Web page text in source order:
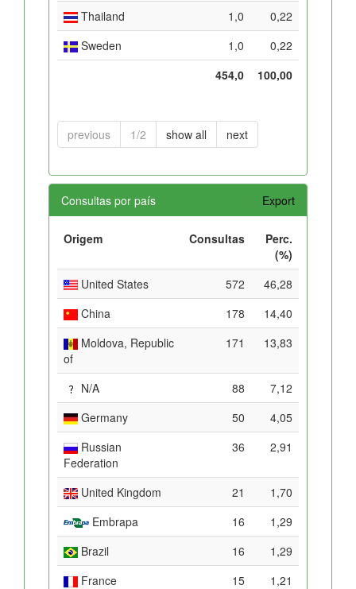
Thailand
1,0
0,22
Sweden
1,0
0,22
454,0
100,00
previous 1/2 show all next
Consultas por país Export
Origem Consultas
Perc.
(%)
United States
572
46,28
China
178
14,40
Moldova, Republic
of
171 13,83
N/A 88
7,12
Germany
50
4,05
Russian
Federation
36 2,91
United Kingdom 21
1,70
Embrapa
16
1,29
Brazil
16
1,29
France
15
1,21